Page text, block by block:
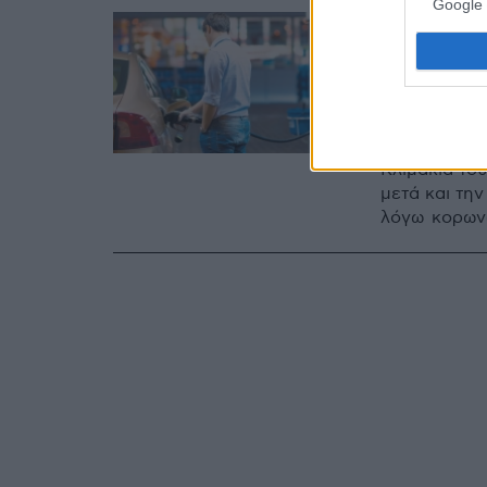
Google
Κλιμάκια
μετά και
λόγω
09.03.2020, 13:12